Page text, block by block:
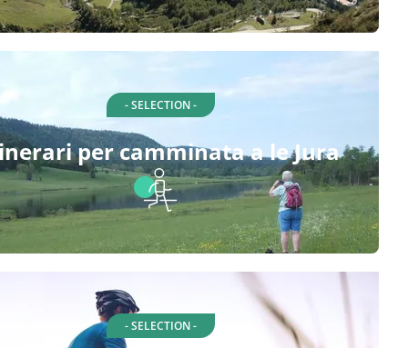
- SELECTION -
per camminata a le Jura
- SELECTION -